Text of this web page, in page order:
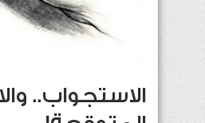
الاستجواب..